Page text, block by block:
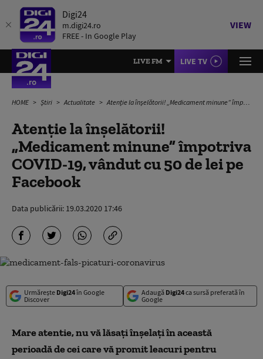
Digi24
m.digi24.ro
FREE - In Google Play
VIEW
LIVE FM LIVE TV
HOME Știri Actualitate Atenție la înșelătorii! „Medicament minune” împotriva COVID-19, vândut cu 50 de lei pe Facebook
Atenție la înșelătorii!
„Medicament minune” împotriva
COVID-19, vândut cu 50 de lei pe
Facebook
Data publicării: 19.03.2020 17:46
Urmărește Digi24în Google
Discover
Adaugă Digi24ca sursă preferată în
Google
Mare atentie, nu vă lăsați înșelați în această
perioadă de cei care vă promit leacuri pentru